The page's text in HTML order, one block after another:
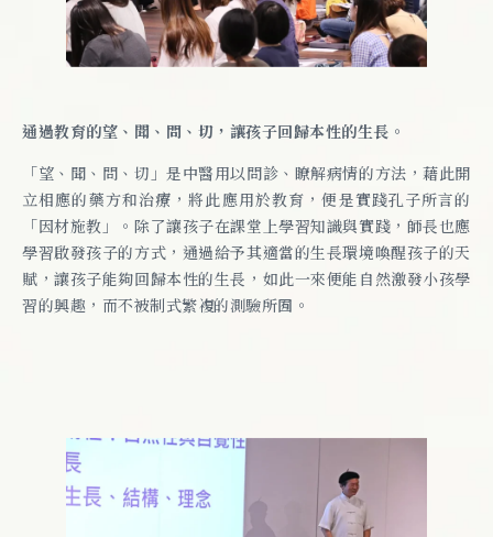
通過教育的望、聞、問、切，讓孩子回歸本性的生長。
「望、聞、問、切」是中醫用以問診、瞭解病情的方法，藉此開
立相應的藥方和治療，將此應用於教育，便是實踐孔子所言的
「因材施教」。除了讓孩子在課堂上學習知識與實踐，師長也應
學習啟發孩子的方式，通過給予其適當的生長環境喚醒孩子的天
賦，讓孩子能夠回歸本性的生長，如此一來便能自然激發小孩學
習的興趣，而不被制式繁複的測驗所囿。